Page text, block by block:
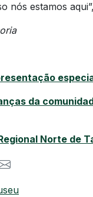
nós estamos
da
Norte de